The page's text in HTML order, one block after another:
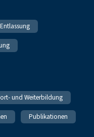
und Weiterbildung
Publikationen